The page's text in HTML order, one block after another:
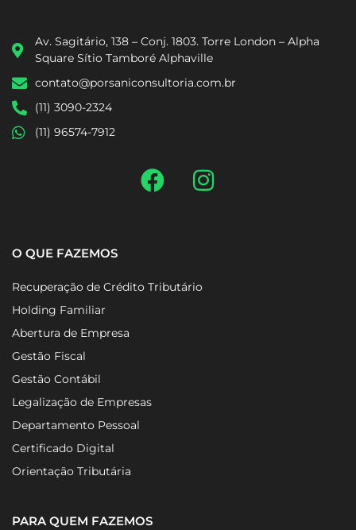
Av. Sagitário, 138 – Conj. 1803. Torre London – Alpha
Square Sítio Tamboré Alphaville
contato@porsaniconsultoria.com.br
(11) 3090-2324
(11) 96574-7912
O QUE FAZEMOS
Recuperação de Crédito Tributário
Holding Familiar
Abertura de Empresa
Gestão Fiscal
Gestão Contábil
Legalização de Empresas
Departamento Pessoal
Certificado Digital
Orientação Tributária
PARA QUEM FAZEMOS